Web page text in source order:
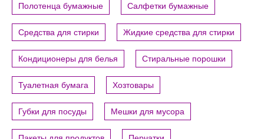
Полотенца бумажные Салфетки бумажные
Средства для стирки Жидкие средства для стирки
Кондиционеры для белья Стиральные порошки
Туалетная бумага Хозтовары
Губки для посуды Мешки для мусора